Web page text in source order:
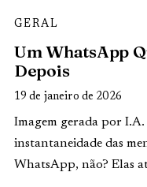
GERAL
Um WhatsApp
Depois
19 de janeiro de 2026
Imagem gerada por I.A.
instantaneidade das
WhatsApp, não? Elas